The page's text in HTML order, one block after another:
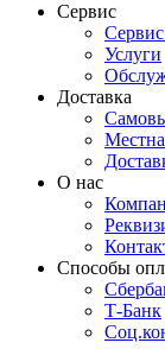
Сервис
Услуги
Доставка
О нас
Cпособы
Т-Банк